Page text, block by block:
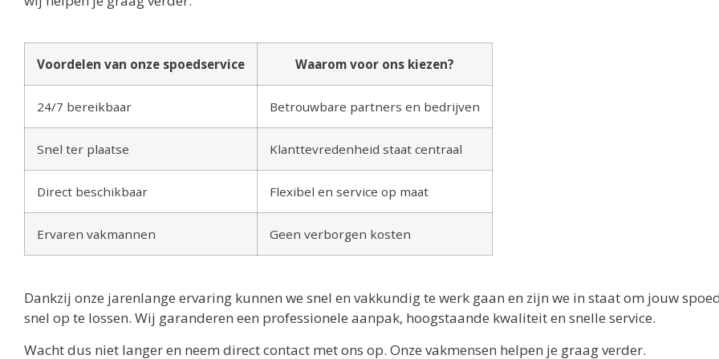
Voordelen van onze spoedservice Waarom voor ons kiezen?
24/7 bereikbaar Betrouwbare partners en bedrijven
Snel ter plaatse Klanttevredenheid staat centraal
Direct beschikbaar Flexibel en service op maat
Ervaren vakmannen Geen verborgen kosten
Dankzij onze jarenlange ervaring kunnen we snel en vakkundig te werk gaan en zijn we in staat om jouw
snel op te lossen. Wij garanderen een professionele aanpak, hoogstaande kwaliteit en snelle service.
Wacht dus niet langer en neem direct contact met ons op. Onze vakmensen helpen je graag verder.